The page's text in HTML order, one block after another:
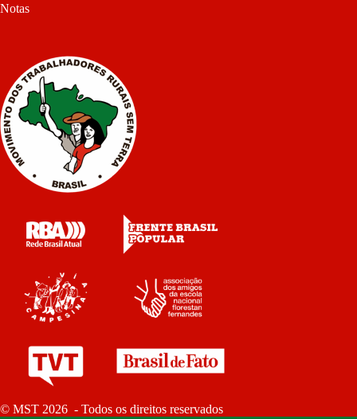
Notas
© MST 2026 - Todos os direitos reservados